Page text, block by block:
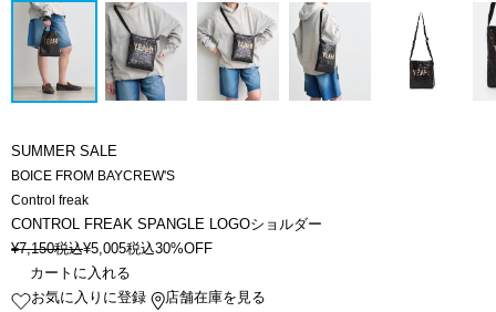
SUMMER SALE
BOICE FROM BAYCREW'S
Control freak
CONTROL FREAK SPANGLE LOGOショルダー
¥7,150税込¥5,005税込30%OFF
カートに入れる
お気に入りに登録
店舗在庫を見る